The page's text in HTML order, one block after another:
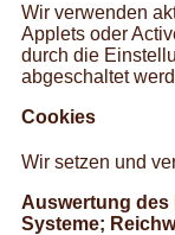
Wir verwenden
Applets oder
durch die
abgeschaltet
Cookies
Wir setzen und
Auswertung des
Systeme;